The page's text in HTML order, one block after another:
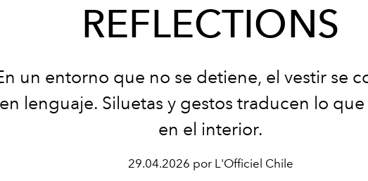
REFLECTIONS
un entorno que no se detiene, el vestir se
en lenguaje. Siluetas y gestos traducen lo
en el interior.
29.04.2026 por L'Officiel Chile